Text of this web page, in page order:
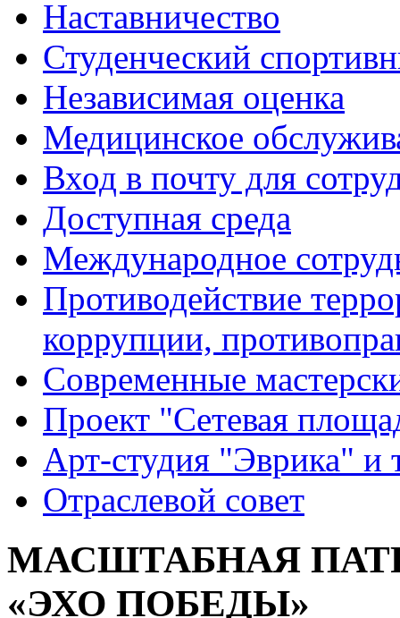
Наставничество
Студенческий
Независимая оценка
Медицинское
Вход в почту для
Доступная среда
Международное
Противодействие
коррупции,
Современные
Проект "Сетевая
Арт-студия "Эврика" и
Отраслевой совет
МАСШТАБНАЯ
«ЭХО ПОБЕДЫ»